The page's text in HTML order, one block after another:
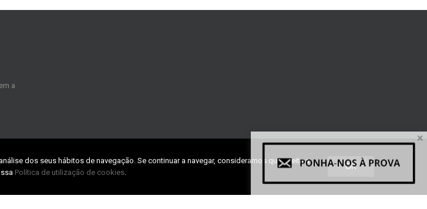
a
CONTACTS
TABpark – Zona Industrial da Taboeira, Lote 27, Fração H1
×
dos seus hábitos de navegação. Se continuar a navegar, consideramos que aceita a
Política de utilização de cookies.
OK